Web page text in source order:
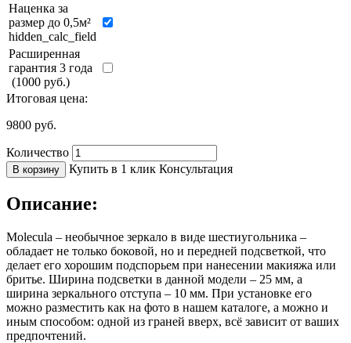
Наценка за
размер до 0,5м²
hidden_calc_field
Расширенная
гарантия 3 года
(1000 руб.)
Итоговая цена:
9800 руб.
Количество
В корзину Купить в 1 клик Консультация
Описание:
Molecula – необычное зеркало в виде шестиугольника –
обладает не только боковой, но и передней подсветкой, что
делает его хорошим подспорьем при нанесении макияжа или
бритье. Ширина подсветки в данной модели – 25 мм, а
ширина зеркального отступа – 10 мм. При установке его
можно разместить как на фото в нашем каталоге, а можно и
иным способом: одной из граней вверх, всё зависит от ваших
предпочтений.